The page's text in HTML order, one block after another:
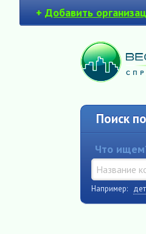
+ Добавить
Поиск по
Что
Например: